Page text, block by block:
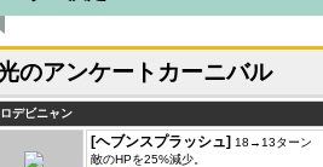
のアンケートカーニバル
デビニャン
[ヘブンスプラッシュ] 18→13ターン
敵のHPを25%減少。